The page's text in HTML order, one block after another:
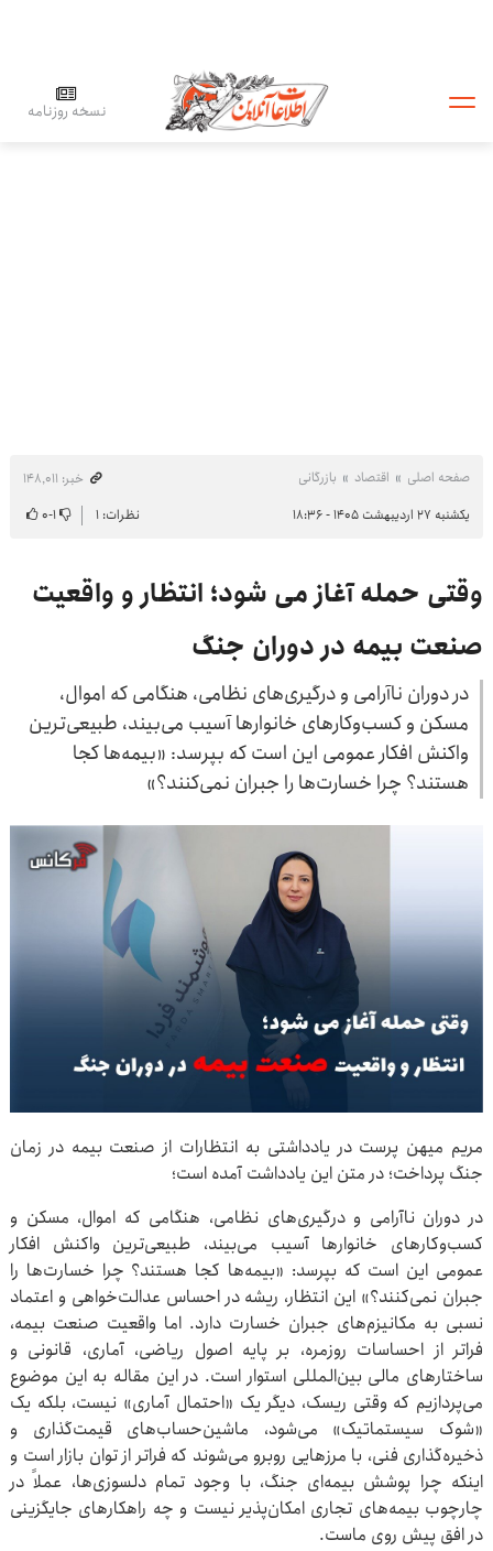
نسخه روزنامه
صفحه اصلی اقتصاد بازرگانی
خبر: ۱۴۸٬۰۱۱
یکشنبه ۲۷ اردیبهشت ۱۴۰۵ - ۱۸:۳۶
نظرات: ۱ ۱-۰
وقتی حمله آغاز می شود؛ انتظار و واقعیت
صنعت بیمه در دوران جنگ
در دوران ناآرامی و درگیری‌های نظامی، هنگامی که اموال،
مسکن و کسب‌وکارهای خانوارها آسیب می‌بیند، طبیعی‌ترین
واکنش افکار عمومی این است که بپرسد: «بیمه‌ها کجا
هستند؟ چرا خسارت‌ها را جبران نمی‌کنند؟»
مریم میهن پرست در یادداشتی به انتظارات از صنعت بیمه در زمان
جنگ پرداخت؛ در متن این یادداشت آمده است؛
در دوران ناآرامی و درگیری‌های نظامی، هنگامی که اموال، مسکن و
کسب‌وکارهای خانوارها آسیب می‌بیند، طبیعی‌ترین واکنش افکار
عمومی این است که بپرسد: «بیمه‌ها کجا هستند؟ چرا خسارت‌ها را
جبران نمی‌کنند؟» این انتظار، ریشه در احساس عدالت‌خواهی و اعتماد
نسبی به مکانیزم‌های جبران خسارت دارد. اما واقعیت صنعت بیمه،
فراتر از احساسات روزمره، بر پایه اصول ریاضی، آماری، قانونی و
ساختارهای مالی بین‌المللی استوار است. در این مقاله به این موضوع
می‌پردازیم که وقتی ریسک، دیگر یک «احتمال آماری» نیست، بلکه یک
«شوک سیستماتیک» می‌شود، ماشین‌حساب‌های قیمت‌گذاری و
ذخیره‌گذاری فنی، با مرزهایی روبرو می‌شوند که فراتر از توان بازار است و
اینکه چرا پوشش بیمه‌ای جنگ، با وجود تمام دلسوزی‌ها، عملاً در
چارچوب بیمه‌های تجاری امکان‌پذیر نیست و چه راهکارهای جایگزینی
در افق پیش روی ماست.